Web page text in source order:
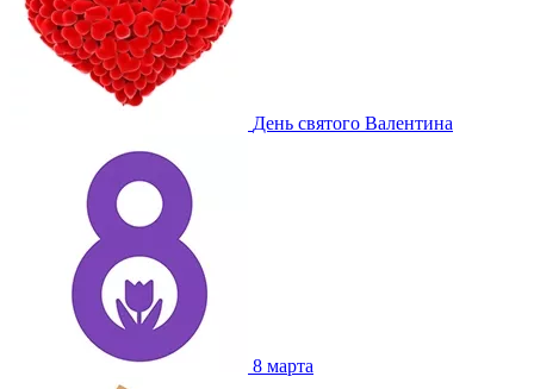
День святого Валентина
8 марта